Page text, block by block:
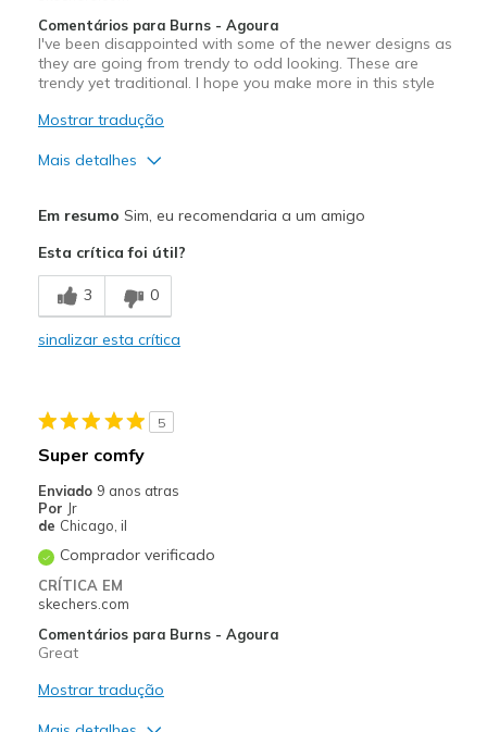
Comentários para Burns - Agoura
I've been disappointed with some of the newer designs as
they are going from trendy to odd looking. These are
trendy yet traditional. I hope you make more in this style
Mostrar tradução
Mais detalhes
Stylish
Melhores utilizações
Going Out
Sizing
View On Shoes
Em resumo Sim, eu recomendaria a um amigo
Esta crítica foi útil?
3 0
sinalizar esta crítica
5
Super comfy
Enviado 9 anos atras
Por Jr
de Chicago, il
Comprador verificado
CRÍTICA EM
skechers.com
Comentários para Burns - Agoura
Great
Mostrar tradução